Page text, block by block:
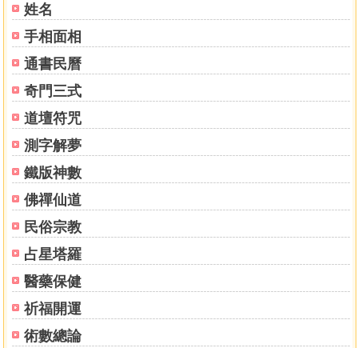
姓名
手相面相
通書民曆
奇門三式
道壇符咒
測字解夢
鐵版神數
佛禪仙道
民俗宗教
占星塔羅
醫藥保健
祈福開運
術數總論